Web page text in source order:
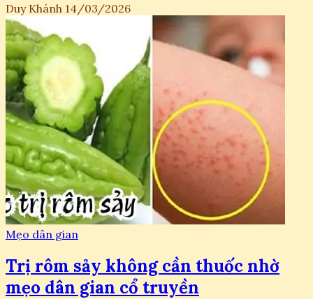
Duy Khánh 14/03/2026
Mẹo dân gian
Trị rôm sảy không cần thuốc nhờ
mẹo dân gian cổ truyền